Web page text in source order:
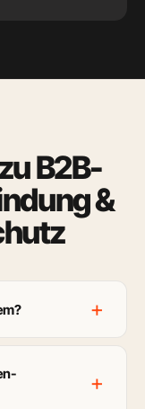
B2B-
&